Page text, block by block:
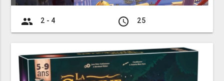
group 2 - 4 access_time 25